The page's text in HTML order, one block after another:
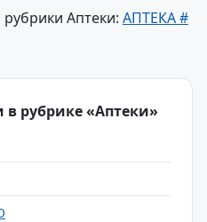
Аптеки: АПТЕКА #
рубрике «Аптеки»